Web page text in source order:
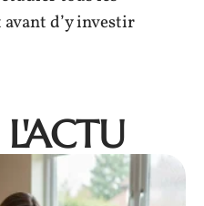
d’y investir